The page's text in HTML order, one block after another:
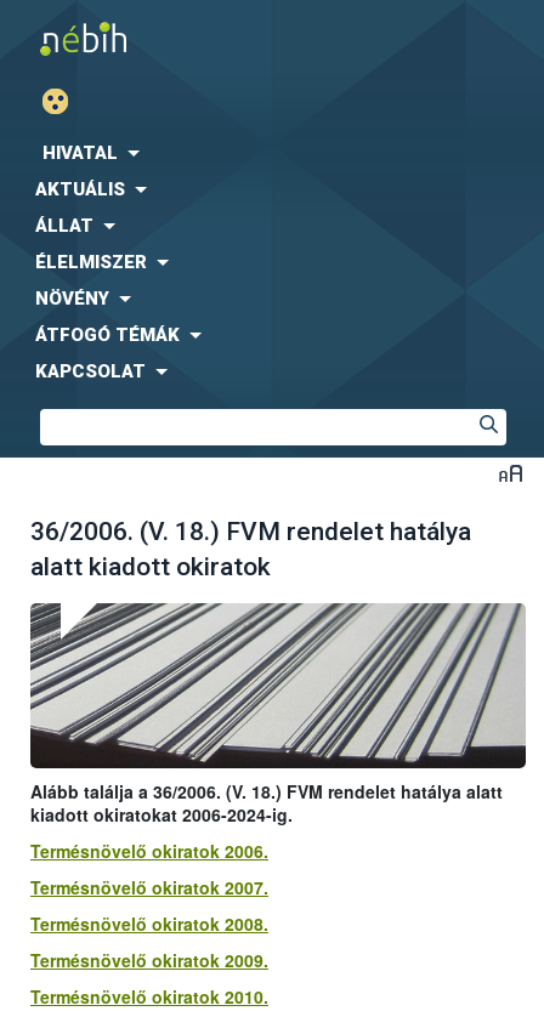
HIVATAL
AKTUÁLIS
ÁLLAT
ÉLELMISZER
NÖVÉNY
ÁTFOGÓ TÉMÁK
KAPCSOLAT
36/2006. (V. 18.) FVM rendelet hatálya
alatt kiadott okiratok
Alább találja a 36/2006. (V. 18.) FVM rendelet hatálya alatt
kiadott okiratokat 2006-2024-ig.
Termésnövelő okiratok 2006.
Termésnövelő okiratok 2007.
Termésnövelő okiratok 2008.
Termésnövelő okiratok 2009.
Termésnövelő okiratok 2010.